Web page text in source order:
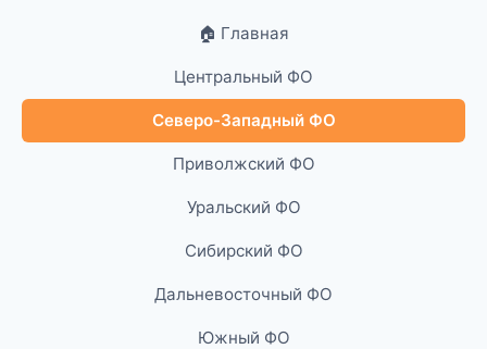
🏠 Главная
Центральный ФО
Северо-Западный ФО
Приволжский ФО
Уральский ФО
Сибирский ФО
Дальневосточный ФО
Южный ФО